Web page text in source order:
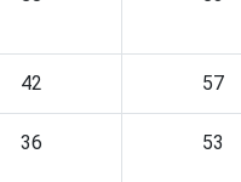
42 57
36 53